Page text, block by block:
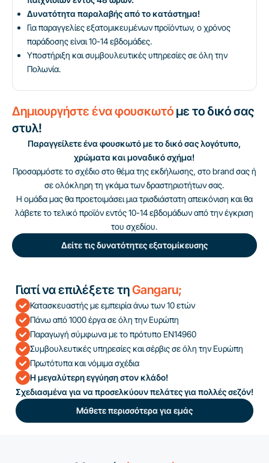
Δυνατότητα παραλαβής από το κατάστημα!
Για παραγγελίες εξατομικευμένων προϊόντων, ο χρόνος
παράδοσης είναι 10-14 εβδομάδες.
Υποστήριξη και συμβουλευτικές υπηρεσίες σε όλη την
Πολωνία.
Δημιουργήστε ένα φουσκωτό με το δικό σας
στυλ!
Παραγγείλετε ένα φουσκωτό με το δικό σας λογότυπο,
χρώματα και μοναδικό σχήμα!
Προσαρμόστε το σχέδιο στο θέμα της εκδήλωσης, στο brand σας ή
σε ολόκληρη τη γκάμα των δραστηριοτήτων σας.
Η ομάδα μας θα προετοιμάσει μια τρισδιάστατη απεικόνιση και θα
λάβετε το τελικό προϊόν εντός 10-14 εβδομάδων από την έγκριση
του σχεδίου.
Δείτε τις δυνατότητες εξατομίκευσης
Γιατί να επιλέξετε τηGangaru;
Κατασκευαστής με εμπειρία άνω των 10 ετών
Πάνω από 1000 έργα σε όλη την Ευρώπη
Παραγωγή σύμφωνα με το πρότυπο EN14960
Συμβουλευτικές υπηρεσίες και σέρβις σε όλη την Ευρώπη
Πρωτότυπα και νόμιμα σχέδια
Η μεγαλύτερη εγγύηση στον κλάδο!
Σχεδιασμένα για να προσελκύουν πελάτες για πολλές σεζόν!
Μάθετε περισσότερα για εμάς